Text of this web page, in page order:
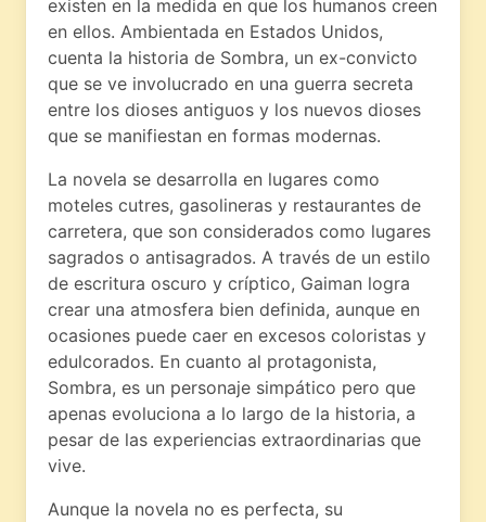
existen en la medida en que los humanos creen
en ellos. Ambientada en Estados Unidos,
cuenta la historia de Sombra, un ex-convicto
que se ve involucrado en una guerra secreta
entre los dioses antiguos y los nuevos dioses
que se manifiestan en formas modernas.
La novela se desarrolla en lugares como
moteles cutres, gasolineras y restaurantes de
carretera, que son considerados como lugares
sagrados o antisagrados. A través de un estilo
de escritura oscuro y críptico, Gaiman logra
crear una atmosfera bien definida, aunque en
ocasiones puede caer en excesos coloristas y
edulcorados. En cuanto al protagonista,
Sombra, es un personaje simpático pero que
apenas evoluciona a lo largo de la historia, a
pesar de las experiencias extraordinarias que
vive.
Aunque la novela no es perfecta, su